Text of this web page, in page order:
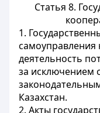
Статья 8.
1.
самоуправления
деятельность
за исключением
Казахстан.
2. Акты